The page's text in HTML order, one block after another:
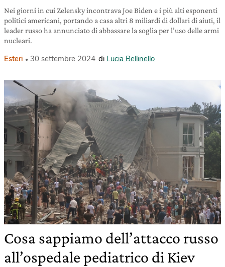
Nei giorni in cui Zelensky incontrava Joe Biden e i più alti esponenti
politici americani, portando a casa altri 8 miliardi di dollari di aiuti, il
leader russo ha annunciato di abbassare la soglia per l’uso delle armi
nucleari.
Esteri 30 settembre 2024 di Lucia Bellinello
Cosa sappiamo dell’attacco russo
all’ospedale pediatrico di Kiev